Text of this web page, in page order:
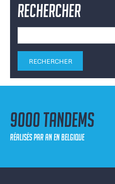
Rechercher
Rechercher :
9000 tandems
réalisés par an en Belgique